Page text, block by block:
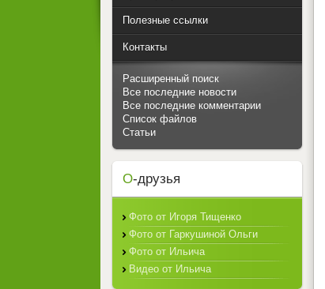
Полезные ссылки
Контакты
Расширенный поиск
Все последние новости
Все последние комментарии
Список файлов
Статьи
О-друзья
Фото от Игоря Тищенко
Фото от Гаркушиной Ольги
Фото от Ильича
Видео от Ильича